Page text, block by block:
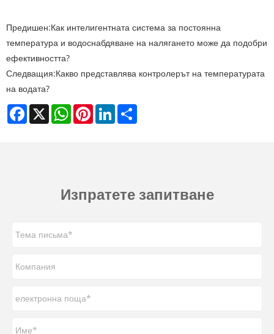
Предишен:Как интелигентната система за постоянна
температура и водоснабдяване на налягането може да подобри
ефективността?
Следващия:Какво представлява контролерът на температурата
на водата?
Facebook
X WhatsAppPinterestLinkedIn
Изпратете запитване